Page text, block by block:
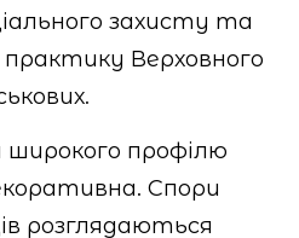
захисту та
Верховного
профілю
Спори
розглядаються